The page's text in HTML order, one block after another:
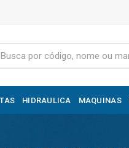
HIDRAULICA MAQUINAS